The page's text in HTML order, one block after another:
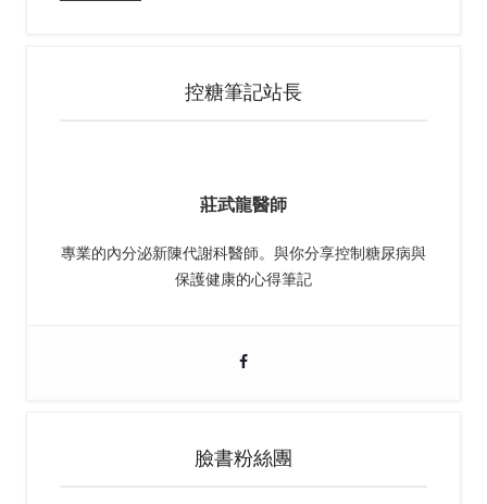
控糖筆記站長
莊武龍醫師
專業的內分泌新陳代謝科醫師。與你分享控制糖尿病與
保護健康的心得筆記
臉書粉絲團